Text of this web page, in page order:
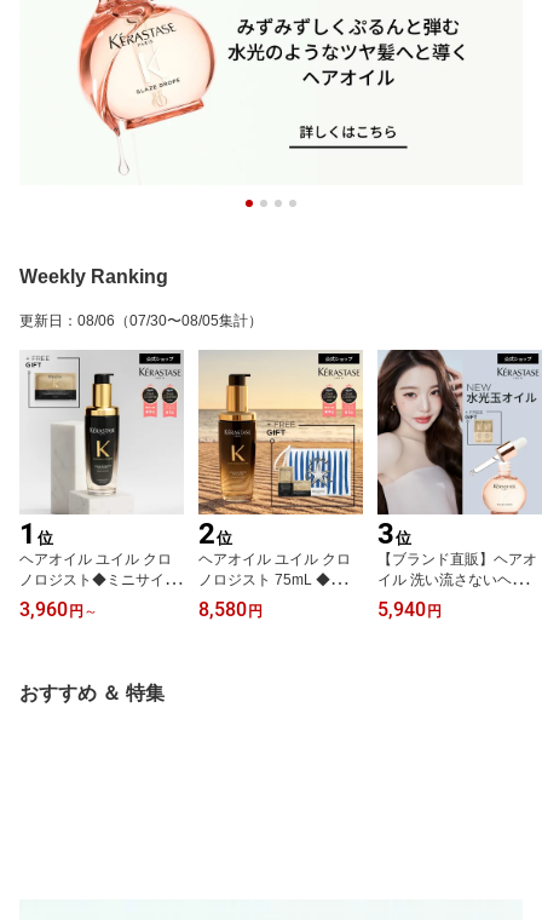
Weekly Ranking
更新日 ： 08/06 （07/30〜08/05集計）
1 位
ヘアオイル ユイル クロ
ノロジスト◆ミニサイズ
30mL/本体75mLセット/
付替え用レフィル75mL/
本セット/デイアンドナイ
トケア コフレ◆洗い流さ
3,960 円 ～
2位
ヘアオイル ユイル クロ
ノロジスト 75mL ◆洗い
流さない トリートメント
アウトバス スタイリング
8,580 円
3位
【ブランド直販】ヘアオ
イル 洗い流さないヘアト
リートメント グレイズド
ロップス 45mL+トリー
5,940 円
おすすめ ＆ 特集